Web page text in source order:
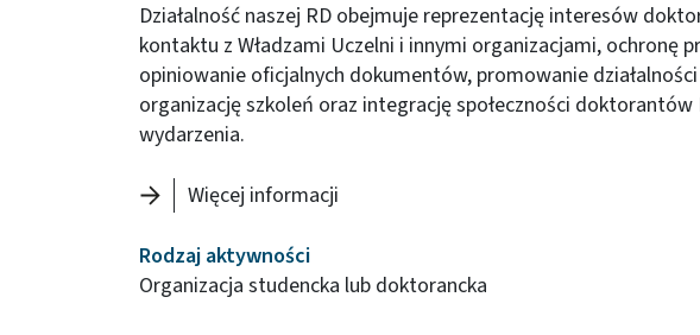
Działalność naszej RD obejmuje reprezentację interesów
kontaktu z Władzami Uczelni i innymi organizacjami, ochronę
opiniowanie oficjalnych dokumentów, promowanie
organizację szkoleń oraz integrację społeczności doktorantów
wydarzenia.
Więcej informacji
Rodzaj aktywności
Organizacja studencka lub doktorancka